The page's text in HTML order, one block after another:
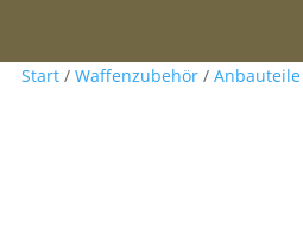
Start / Waffenzubehör / Anbauteile